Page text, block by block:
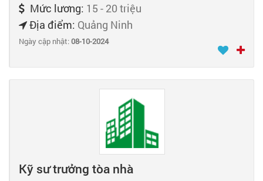
Mức lương: 15 - 20 triệu
Địa điểm: Quảng Ninh
Ngày cập nhật:08-10-2024
Kỹ sư trưởng tòa nhà